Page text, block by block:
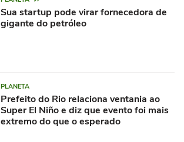
Sua startup pode virar fornecedora de
gigante do petróleo
PLANETA
Prefeito do Rio relaciona ventania ao
Super El Niño e diz que evento foi mais
extremo do que o esperado